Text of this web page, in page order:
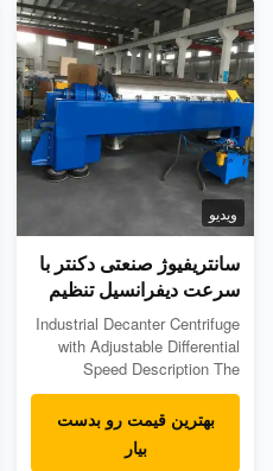
processes. By mechanically
removing excess ...
ویدیو
سانتریفیوژ صنعتی دکنتر با
سرعت دیفرانسیل تنظیم
پذیر
Industrial Decanter Centrifuge
with Adjustable Differential
Speed Description The
Industrial Decanter Centrifuge
with Adjustable Differential
Speed is designed for
applications requiring flexible
بهترین قیمت رو بدست
بیار